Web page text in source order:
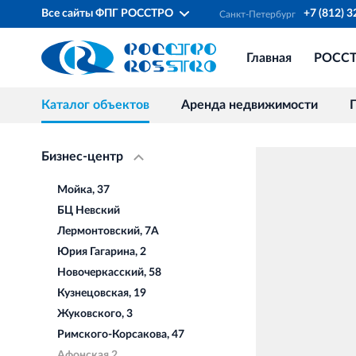
Все сайты ФПГ РОССТРО Санкт‐Петербург +7 (812)
Главная
Каталог объектов Аренда недвижимости
Бизнес-центр
Мойка, 37
БЦ Невский
Лермонтовский, 7А
Юрия Гагарина, 2
Новочеркасский, 58
Кузнецовская, 19
Жуковского, 3
Римского-Корсакова, 47